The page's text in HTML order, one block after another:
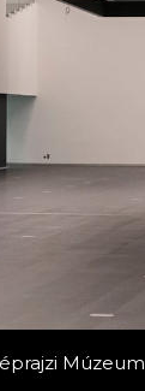
Múzeum